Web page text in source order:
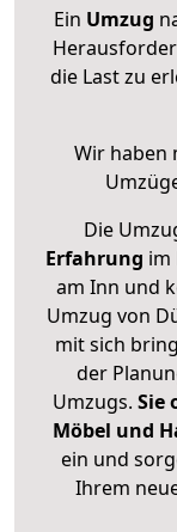
Ein Umzug
die Last zu
Wir haben
Die
Erfahrung im
am Inn und
Umzug von
mit sich
der
Umzugs. Sie
Möbel und
ein und
Ihrem